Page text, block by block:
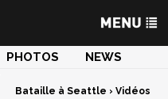
PHOTOS
NEWS
Bataille à Seattle › Vidéos